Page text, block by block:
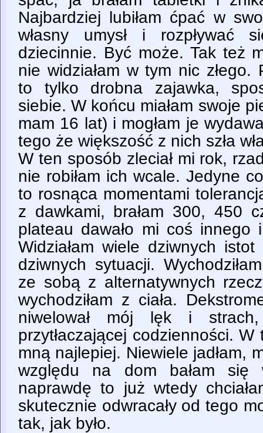
Najbardziej lubiłam ćpać w
własny umysł i rozpływać
dziecinnie. Być może. Tak też
nie widziałam w tym nic złego.
to tylko drobna zajawka,
siebie. W końcu miałam swoje
mam 16 lat) i mogłam je
tego że większość z nich szła
W ten sposób zleciał mi rok,
nie robiłam ich wcale. Jedyne
to rosnąca momentami
z dawkami, brałam 300, 450
plateau dawało mi coś innego
Widziałam wiele dziwnych istot
dziwnych sytuacji.
ze sobą z alternatywnych
wychodziłam z ciała.
niwelował mój lęk i
przytłaczającej codzienności.
mną najlepiej. Niewiele jadłam,
względu na dom bałam się
naprawdę to już wtedy
skutecznie odwracały od tego
tak, jak było.